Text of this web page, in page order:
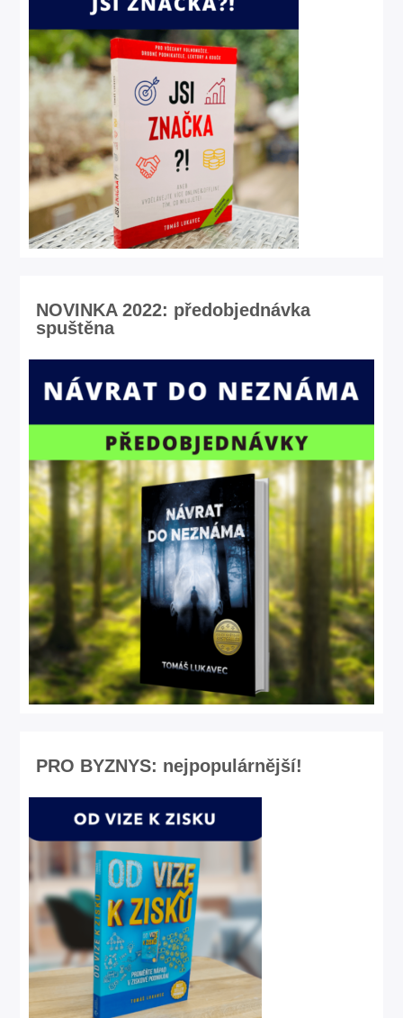
NOVINKA 2022: předobjednávka
spuštěna
PRO BYZNYS: nejpopulárnější!